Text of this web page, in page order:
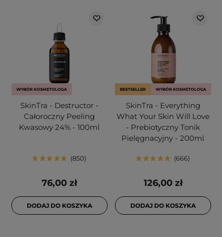
WYBÓR KOSMETOLOGA
SkinTra - Destructor -
Całoroczny Peeling
Kwasowy 24% - 100ml
850
76,00 zł
DODAJ DO KOSZYKA
BESTSELLER WYBÓR KOSMETOLOGA
SkinTra - Everything
What Your Skin Will Love
- Prebiotyczny Tonik
Pielęgnacyjny - 200ml
666
126,00 zł
DODAJ DO KOSZYKA